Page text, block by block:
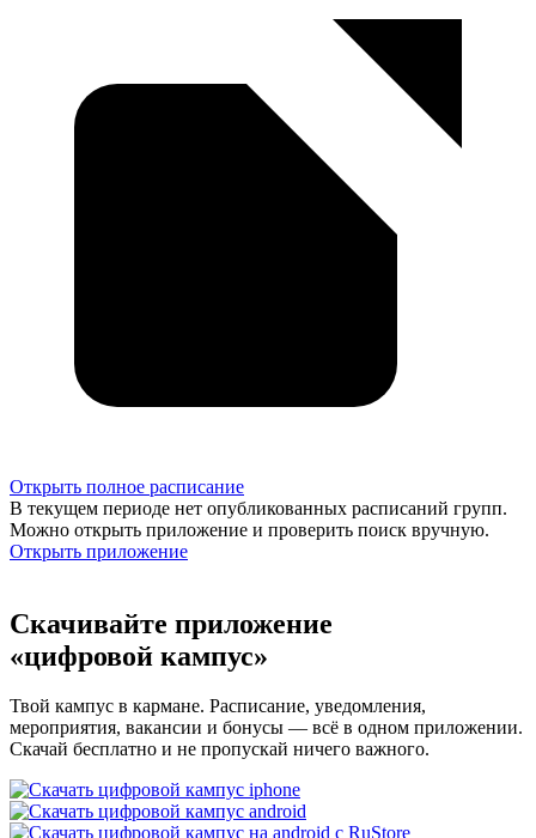
Открыть полное расписание
В текущем периоде нет опубликованных расписаний групп.
Можно открыть приложение и проверить поиск вручную.
Открыть приложение
Скачивайте приложение
«цифровой кампус»
Твой кампус в кармане. Расписание, уведомления,
мероприятия, вакансии и бонусы — всё в одном приложении.
Скачай бесплатно и не пропускай ничего важного.